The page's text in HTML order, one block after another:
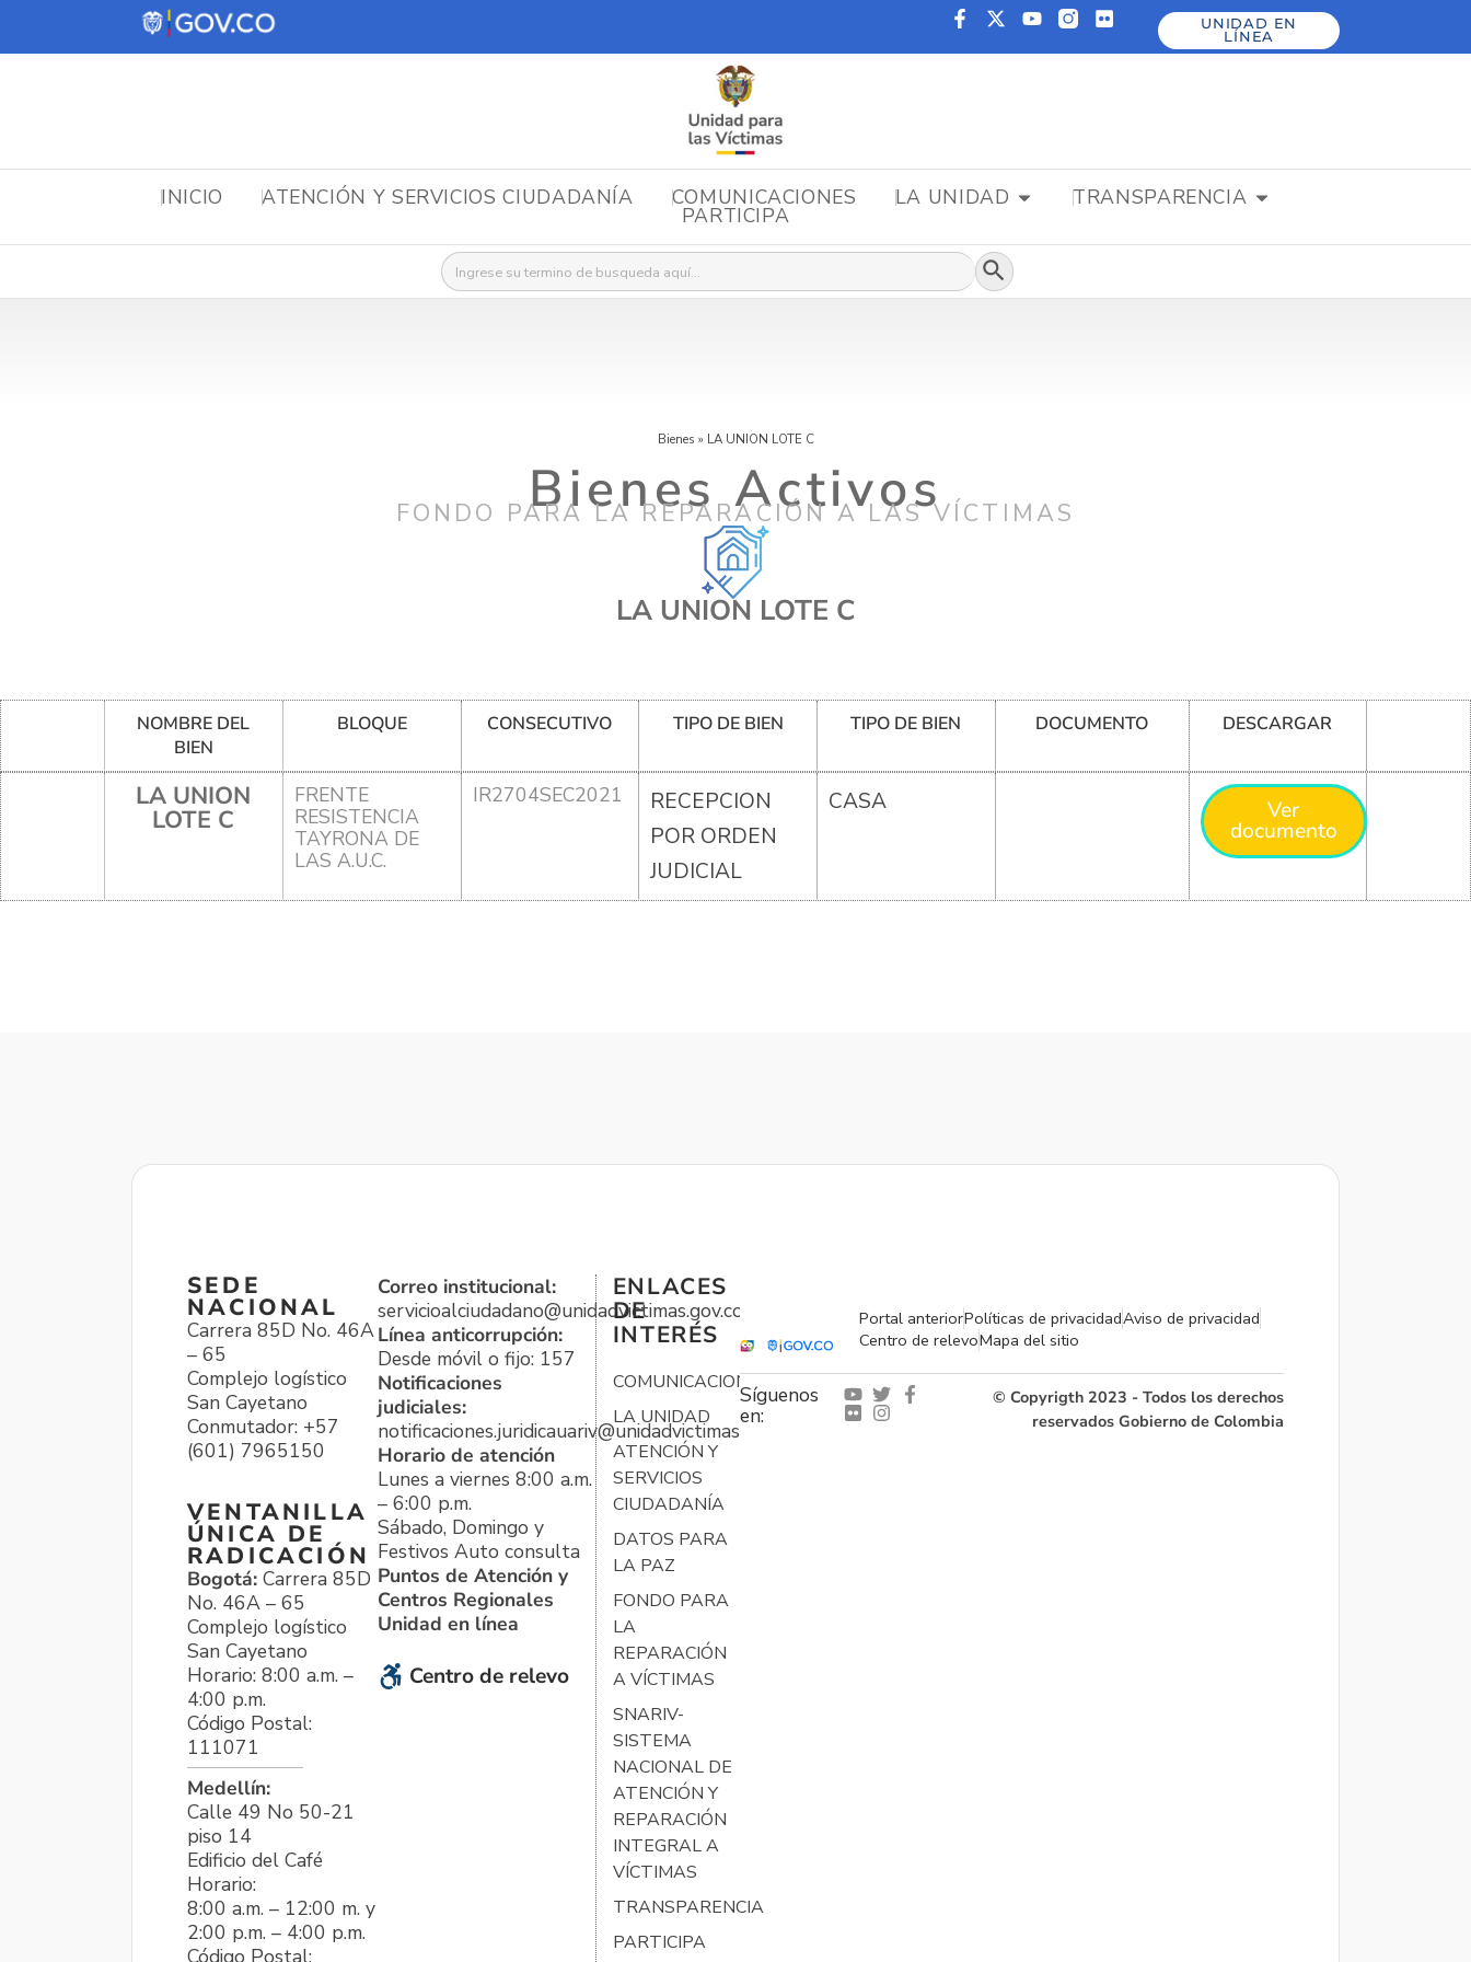
UNIDAD EN
LÍNEA
INICIO ATENCIÓN Y SERVICIOS CIUDADANÍA COMUNICACIONES LA UNIDAD TRANSPARENCIA
PARTICIPA
Buscar: Botón de búsqueda
Bienes » LA UNION LOTE C
Bienes Activos
FONDO PARA LA REPARACIÓN A LAS VÍCTIMAS
LA UNION LOTE C
NOMBRE DEL
BIEN
BLOQUE CONSECUTIVO TIPO DE BIEN TIPO DE BIEN DOCUMENTO DESCARGAR
LA UNION
LOTE C
FRENTE
RESISTENCIA
TAYRONA DE
LAS A.U.C.
IR2704SEC2021
RECEPCION
POR ORDEN
JUDICIAL
CASA Ver
documento
SEDE
NACIONAL
Carrera 85D No. 46A
– 65
Complejo logístico
San Cayetano
Conmutador: +57
(601) 7965150
VENTANILLA
ÚNICA DE
RADICACIÓN
Bogotá: Carrera 85D
No. 46A – 65
Complejo logístico
San Cayetano
Horario: 8:00 a.m. –
4:00 p.m.
Código Postal:
111071
Medellín:
Calle 49 No 50-21
piso 14
Edificio del Café
Horario:
8:00 a.m. – 12:00 m. y
2:00 p.m. – 4:00 p.m.
Correo institucional:
servicioalciudadano@unidadvictimas.gov.co
Línea anticorrupción:
Desde móvil o fijo: 157
Notificaciones
judiciales:
notificaciones.juridicauariv@unidadvictimas.gov.co
Horario de atención
Lunes a viernes 8:00 a.m.
– 6:00 p.m.
Sábado, Domingo y
Festivos Auto consulta
Puntos de Atención y
Centros Regionales
Unidad en línea
Centro de relevo
ENLACES
DE
INTERÉS
COMUNICACIONES
LA UNIDAD
ATENCIÓN Y
SERVICIOS
CIUDADANÍA
DATOS PARA
LA PAZ
FONDO PARA
LA
REPARACIÓN
A VÍCTIMAS
SNARIV-
SISTEMA
NACIONAL DE
ATENCIÓN Y
REPARACIÓN
INTEGRAL A
VÍCTIMAS
TRANSPARENCIA
PARTICIPA
Portal anteriorPolíticas de privacidadAviso de privacidad
Centro de relevoMapa del sitio
Síguenos
en:
© Copyrigth 2023 - Todos los derechos
reservados Gobierno de Colombia